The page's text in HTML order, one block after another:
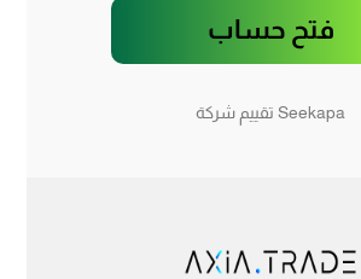
فتح حساب
Seekapa تقييم شركة